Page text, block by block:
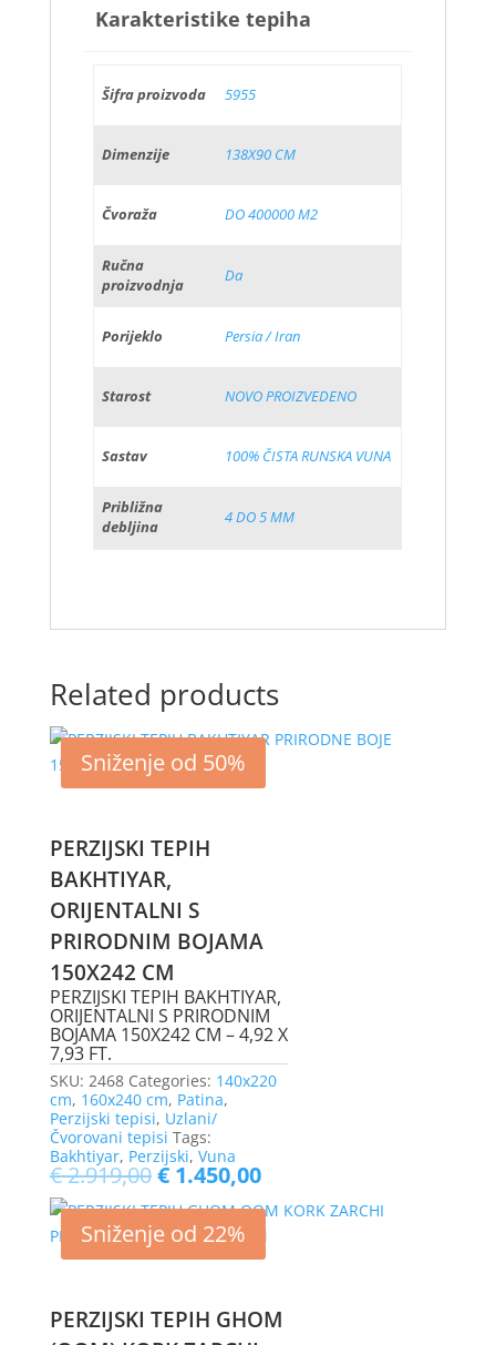
Karakteristike tepiha
Šifra proizvoda 5955
Dimenzije 138X90 CM
Čvoraža DO 400000 M2
Ručna
proizvodnja
Da
Porijeklo Persia / Iran
Starost NOVO PROIZVEDENO
Sastav 100% ČISTA RUNSKA VUNA
Približna
debljina
4 DO 5 MM
Related products
Sniženje od 50%
PERZIJSKI TEPIH
BAKHTIYAR,
ORIJENTALNI S
PRIRODNIM BOJAMA
150X242 CM
PERZIJSKI TEPIH BAKHTIYAR,
ORIJENTALNI S PRIRODNIM
BOJAMA 150X242 CM – 4,92 X
7,93 FT.
SKU: 2468 Categories: 140x220
cm, 160x240 cm, Patina,
Perzijski tepisi, Uzlani/
Čvorovani tepisi Tags:
Bakhtiyar, Perzijski, Vuna
€2.919,00€1.450,00
Sniženje od 22%
PERZIJSKI TEPIH GHOM